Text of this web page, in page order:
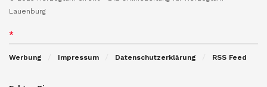
Lauenburg
*
Werbung Impressum Datenschutzerklärung RSS Feed